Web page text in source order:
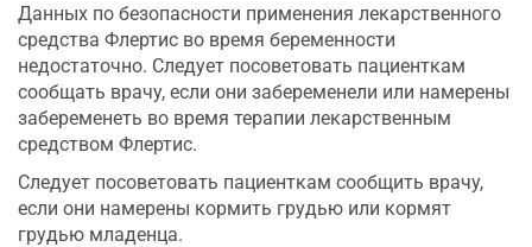
Данных по безопасности применения лекарственного
средства Флертис во время беременности
недостаточно. Следует посоветовать пациенткам
сообщать врачу, если они забеременели или намерены
забеременеть во время терапии лекарственным
средством Флертис.
Следует посоветовать пациенткам сообщить врачу,
если они намерены кормить грудью или кормят
грудью младенца.